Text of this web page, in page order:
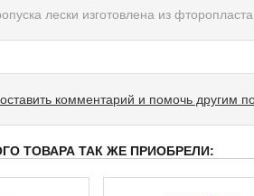
лески изготовлена из
комментарий и помочь другим
ТОВАРА ТАК ЖЕ ПРИОБРЕЛИ: